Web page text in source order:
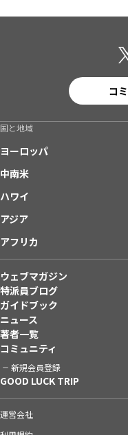
コ
国と地域
ヨーロッパ
中南米
ハワイ
アジア
アフリカ
ウェブマガジン
特派員ブログ
ガイドブック
ニュース
著者一覧
コミュニティ
新規会員登録
GOOD LUCK TRIP
運営会社